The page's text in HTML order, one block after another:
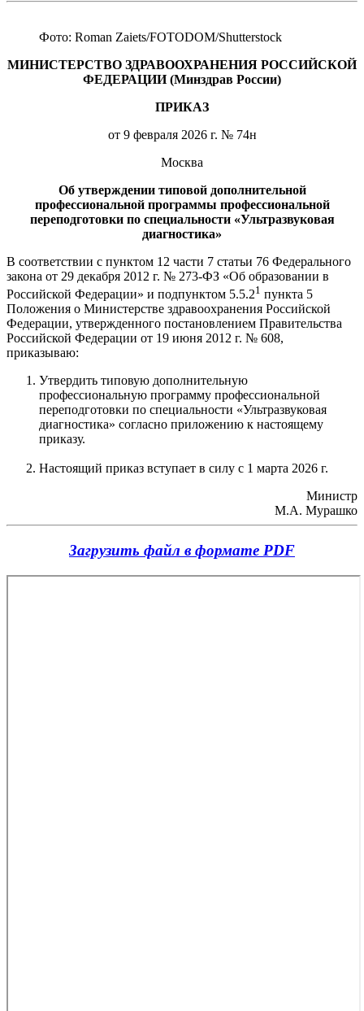
Фото: Roman Zaiets/FOTODOM/Shutterstoсk
МИНИСТЕРСТВО ЗДРАВООХРАНЕНИЯ РОССИЙСКОЙ
ФЕДЕРАЦИИ (Минздрав России)
ПРИКАЗ
от 9 февраля 2026 г. № 74н
Москва
Об утверждении типовой дополнительной
профессиональной программы профессиональной
переподготовки по специальности «Ультразвуковая
диагностика»
В соответствии с пунктом 12 части 7 статьи 76 Федерального
закона от 29 декабря 2012 г. № 273-ФЗ «Об образовании в
Российской Федерации» и подпунктом 5.5.21 пункта 5
Положения о Министерстве здравоохранения Российской
Федерации, утвержденного постановлением Правительства
Российской Федерации от 19 июня 2012 г. № 608,
приказываю:
Утвердить типовую дополнительную
профессиональную программу профессиональной
переподготовки по специальности «Ультразвуковая
диагностика» согласно приложению к настоящему
приказу.
Настоящий приказ вступает в силу с 1 марта 2026 г.
Министр
М.А. Мурашко
Загрузить файл в формате PDF